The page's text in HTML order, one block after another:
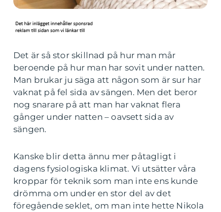
Det är så stor skillnad på hur man mår
beroende på hur man har sovit under natten.
Man brukar ju säga att någon som är sur har
vaknat på fel sida av sängen. Men det beror
nog snarare på att man har vaknat flera
gånger under natten – oavsett sida av
sängen.
Kanske blir detta ännu mer påtagligt i
dagens fysiologiska klimat. Vi utsätter våra
kroppar för teknik som man inte ens kunde
drömma om under en stor del av det
föregående seklet, om man inte hette Nikola